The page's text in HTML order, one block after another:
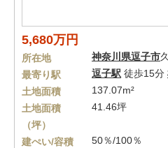
5,680万円
所在地 神奈川県逗子市
最寄り駅
逗子駅 徒歩15分
土地面積
137.07m²
土地面積
（坪）
41.46坪
建ぺい/容積
50％/100％